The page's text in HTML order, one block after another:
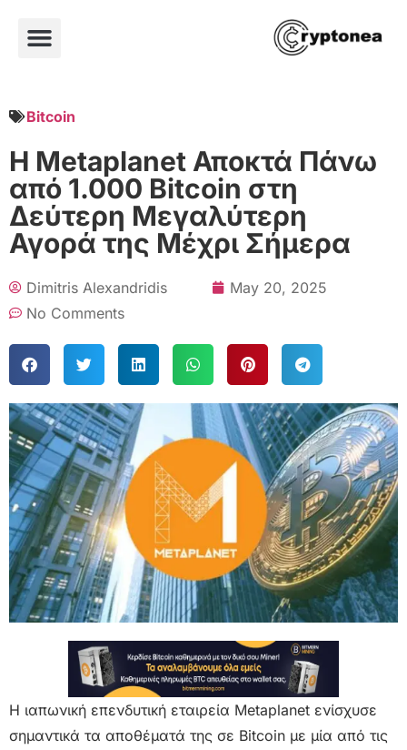
Bitcoin
Η Metaplanet Αποκτά Πάνω
από 1.000 Bitcoin στη
Δεύτερη Μεγαλύτερη
Αγορά της Μέχρι Σήμερα
Dimitris Alexandridis
May 20, 2025
No Comments
Η ιαπωνική επενδυτική εταιρεία Metaplanet ενίσχυσε
σημαντικά τα αποθέματά της σε Bitcoin με μία από τις